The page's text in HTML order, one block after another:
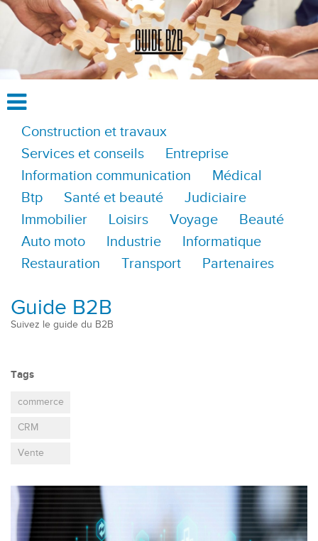
Construction et travaux
Services et conseils
Entreprise
Information communication
Médical
Btp
Santé et beauté
Judiciaire
Immobilier
Loisirs Voyage
Beauté
Auto moto
Industrie
Informatique
Restauration
Transport Partenaires
Guide B2B
Suivez le guide du B2B
Tags
commerce
CRM
Vente